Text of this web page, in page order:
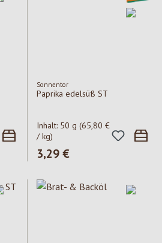
Sonnentor
Paprika edelsüß ST
Inhalt: 50 g (65,80 €
/ kg)
Regulärer Preis:
3,29 €